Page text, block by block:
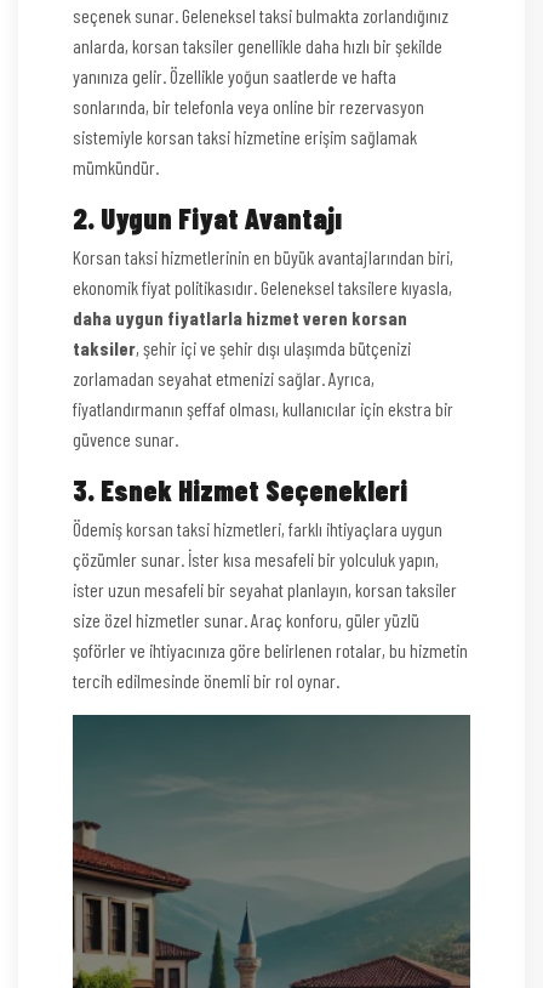
seçenek sunar. Geleneksel taksi bulmakta zorlandığınız
anlarda, korsan taksiler genellikle daha hızlı bir şekilde
yanınıza gelir. Özellikle yoğun saatlerde ve hafta
sonlarında, bir telefonla veya online bir rezervasyon
sistemiyle korsan taksi hizmetine erişim sağlamak
mümkündür.
2. Uygun Fiyat Avantajı
Korsan taksi hizmetlerinin en büyük avantajlarından biri,
ekonomik fiyat politikasıdır. Geleneksel taksilere kıyasla,
daha uygun fiyatlarla hizmet veren korsan
taksiler, şehir içi ve şehir dışı ulaşımda bütçenizi
zorlamadan seyahat etmenizi sağlar. Ayrıca,
fiyatlandırmanın şeffaf olması, kullanıcılar için ekstra bir
güvence sunar.
3. Esnek Hizmet Seçenekleri
Ödemiş korsan taksi hizmetleri, farklı ihtiyaçlara uygun
çözümler sunar. İster kısa mesafeli bir yolculuk yapın,
ister uzun mesafeli bir seyahat planlayın, korsan taksiler
size özel hizmetler sunar. Araç konforu, güler yüzlü
şoförler ve ihtiyacınıza göre belirlenen rotalar, bu hizmetin
tercih edilmesinde önemli bir rol oynar.